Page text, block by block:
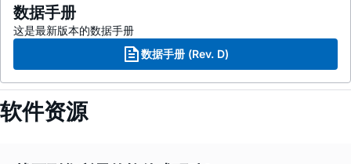
数据手册
这是最新版本的数据手册
数据手册 (Rev. D)
软件资源